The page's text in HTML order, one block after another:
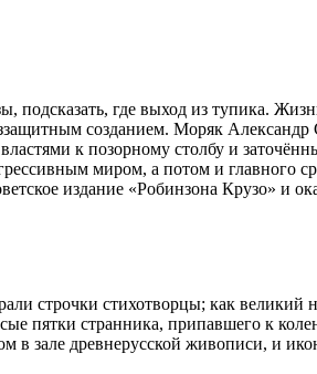
где выход из тупика.
созданием. Моряк
к позорному столбу и
миром, а потом и главного
издание «Робинзона Крузо» и
строчки стихотворцы; как великий
пятки странника, припавшего к
в зале древнерусской живописи, и